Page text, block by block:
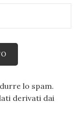
lo spam.
derivati dai